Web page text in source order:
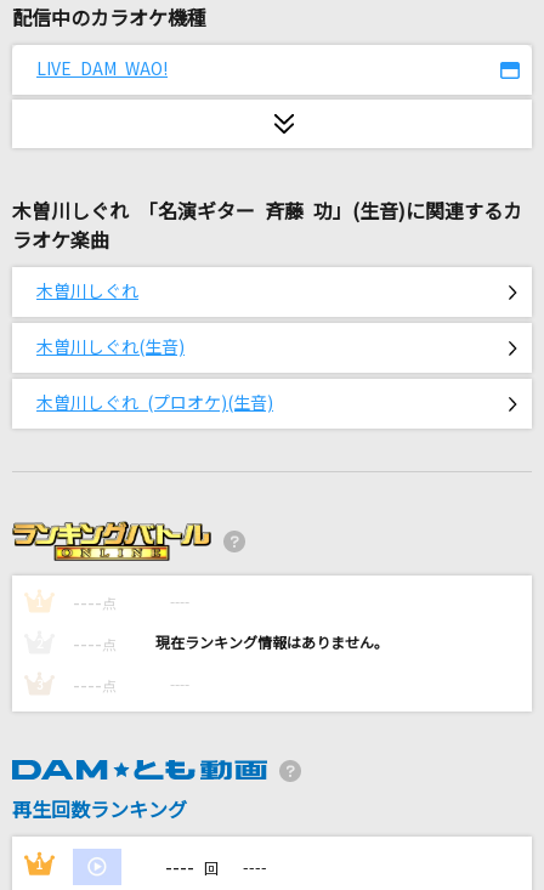
ユートピア
AliA
ヨルシカ
真・運命
M!LK (曽野舜太・山中柔太朗)
ガッチャマンの歌
子門真人
らしさ
Official髭男dism
くまま
メリクリ
BoA
天国
爆笑
syudou
配信中のカラオケ機種
LIVE DAM WAO!
木曽川しぐれ 「名演ギター 斉藤 功」(生音)に関連するカ
ラオケ楽曲
木曽川しぐれ
木曽川しぐれ(生音)
木曽川しぐれ (プロオケ)(生音)
1 ---- 点 ----
---- 点 ----
3 ---- 点 ----
再生回数ランキング
1 ---- 回 ----